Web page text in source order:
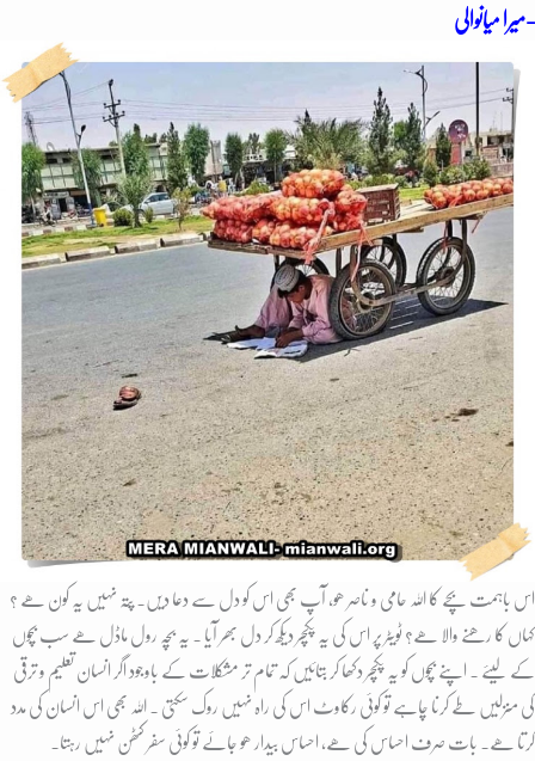
میرا میانوالی-
اس باہمت بچے کا اللہ حامی و ناصر ھو، آپ بھی اس کو دل سے دعا دیں۔ پتہ نہیں یہ کون ھے ؟
کہاں کا رھنے والا ھے؟ ٹویٹر پر اس کی یہ پکچر دیکھ کر دل بھر آیا ۔ یہ بچہ رول ماڈل ھے سب بچوں
کے لیئے ۔ اپنے بچوں کو یہ پکچر دکھا کر بتائیں کہ تمام تر مشکلات کے باوجود اگر انسان تعلیم و ترقی
کی منزلیں طے کرنا چاہے تو کوئی رکاوٹ اس کی راہ نہیں روک سکتی ۔ اللہ بھی اس انسان کی مدد
کرتا ھے۔ بات صرف احساس کی ھے، احساس بیدار ھو جائے تو کوئی سفر کٹھن نہیں رہتا۔